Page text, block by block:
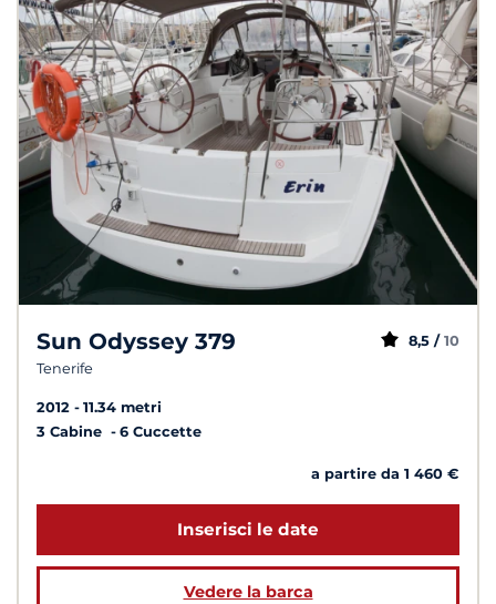
Sun Odyssey 379
Tenerife
8,5 / 10
2012
11.34 metri
3 Cabine
6 Cuccette
a partire da 1 460 €
Inserisci le date
Vedere la barca